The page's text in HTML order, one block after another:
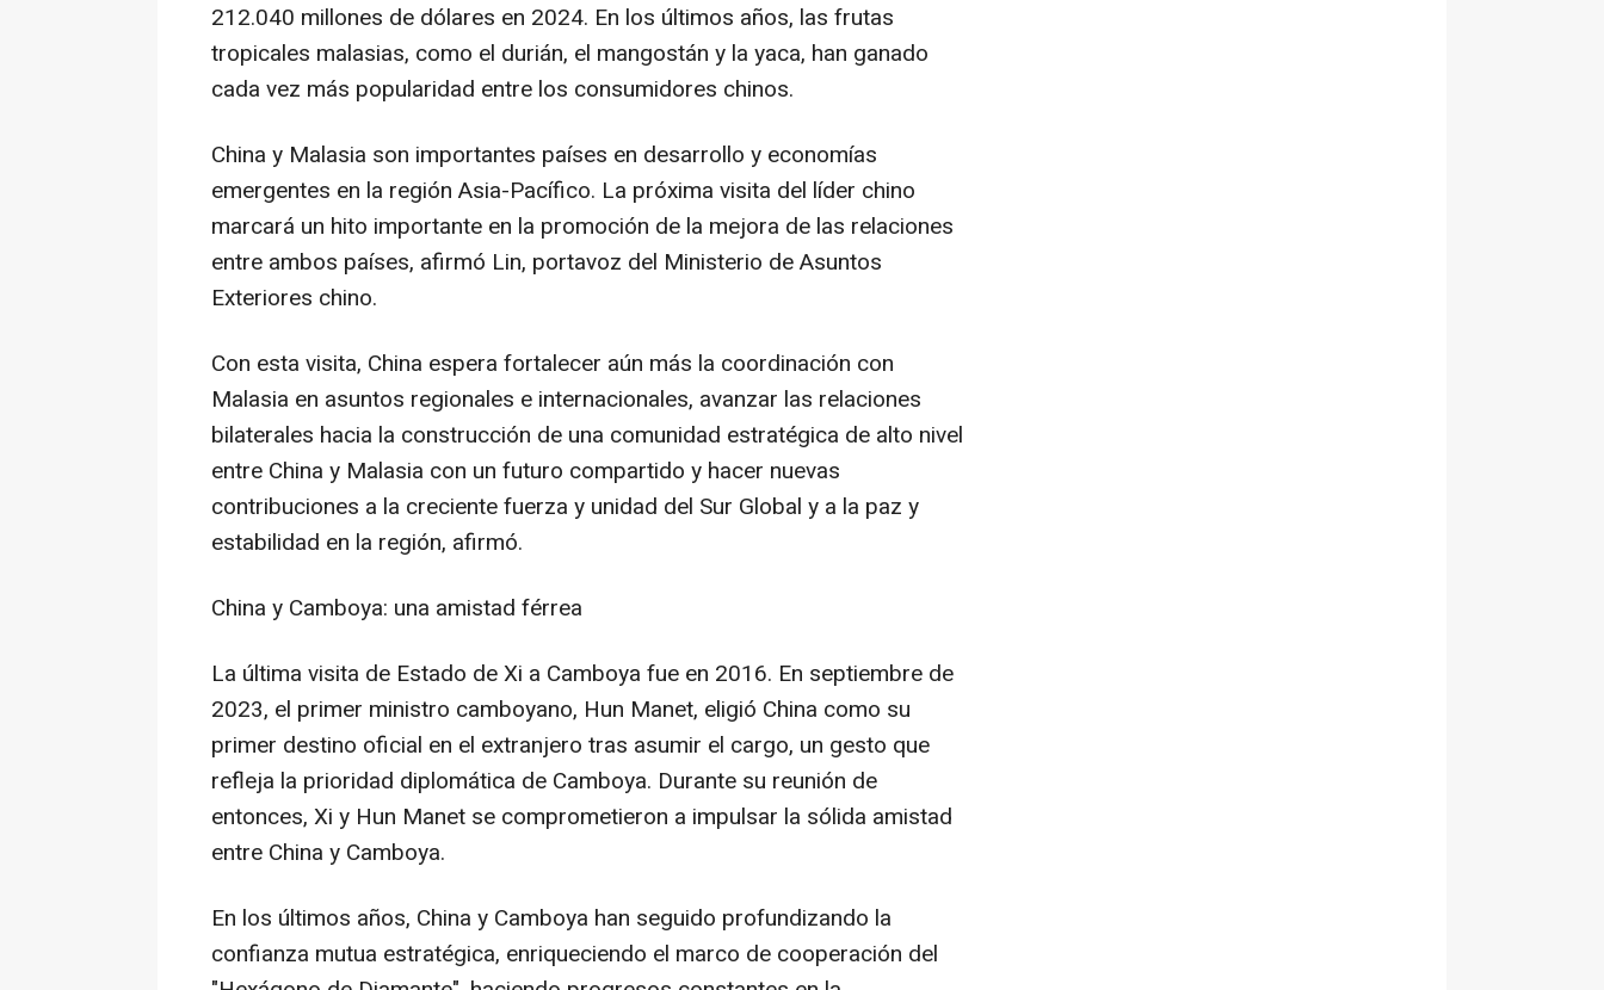
212.040 millones de dólares en 2024. En los últimos años, las frutas
tropicales malasias, como el durián, el mangostán y la yaca, han ganado
cada vez más popularidad entre los consumidores chinos.
China y Malasia son importantes países en desarrollo y economías
emergentes en la región Asia-Pacífico. La próxima visita del líder chino
marcará un hito importante en la promoción de la mejora de las relaciones
entre ambos países, afirmó Lin, portavoz del Ministerio de Asuntos
Exteriores chino.
Con esta visita, China espera fortalecer aún más la coordinación con
Malasia en asuntos regionales e internacionales, avanzar las relaciones
bilaterales hacia la construcción de una comunidad estratégica de alto nivel
entre China y Malasia con un futuro compartido y hacer nuevas
contribuciones a la creciente fuerza y unidad del Sur Global y a la paz y
estabilidad en la región, afirmó.
China y Camboya: una amistad férrea
La última visita de Estado de Xi a Camboya fue en 2016. En septiembre de
2023, el primer ministro camboyano, Hun Manet, eligió China como su
primer destino oficial en el extranjero tras asumir el cargo, un gesto que
refleja la prioridad diplomática de Camboya. Durante su reunión de
entonces, Xi y Hun Manet se comprometieron a impulsar la sólida amistad
entre China y Camboya.
En los últimos años, China y Camboya han seguido profundizando la
confianza mutua estratégica, enriqueciendo el marco de cooperación del